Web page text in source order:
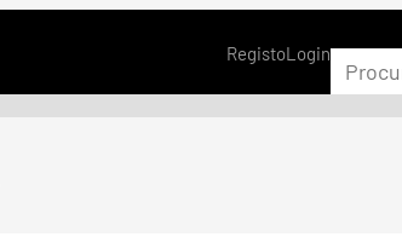
RegistoLogin